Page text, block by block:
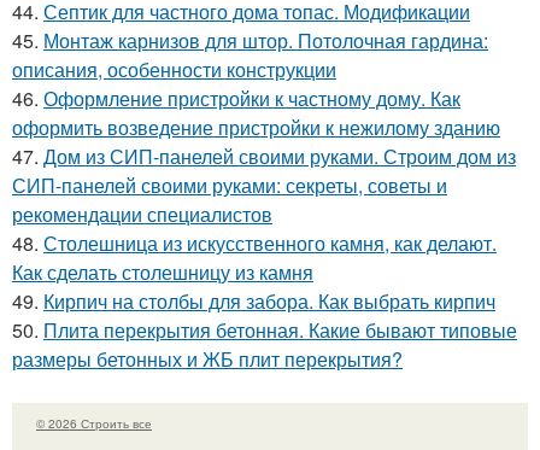
44. Септик для частного дома топас. Модификации
45. Монтаж карнизов для штор. Потолочная гардина:
описания, особенности конструкции
46. Оформление пристройки к частному дому. Как
оформить возведение пристройки к нежилому зданию
47. Дом из СИП-панелей своими руками. Строим дом из
СИП-панелей своими руками: секреты, советы и
рекомендации специалистов
48. Столешница из искусственного камня, как делают.
Как сделать столешницу из камня
49. Кирпич на столбы для забора. Как выбрать кирпич
50. Плита перекрытия бетонная. Какие бывают типовые
размеры бетонных и ЖБ плит перекрытия?
© 2026 Строить все